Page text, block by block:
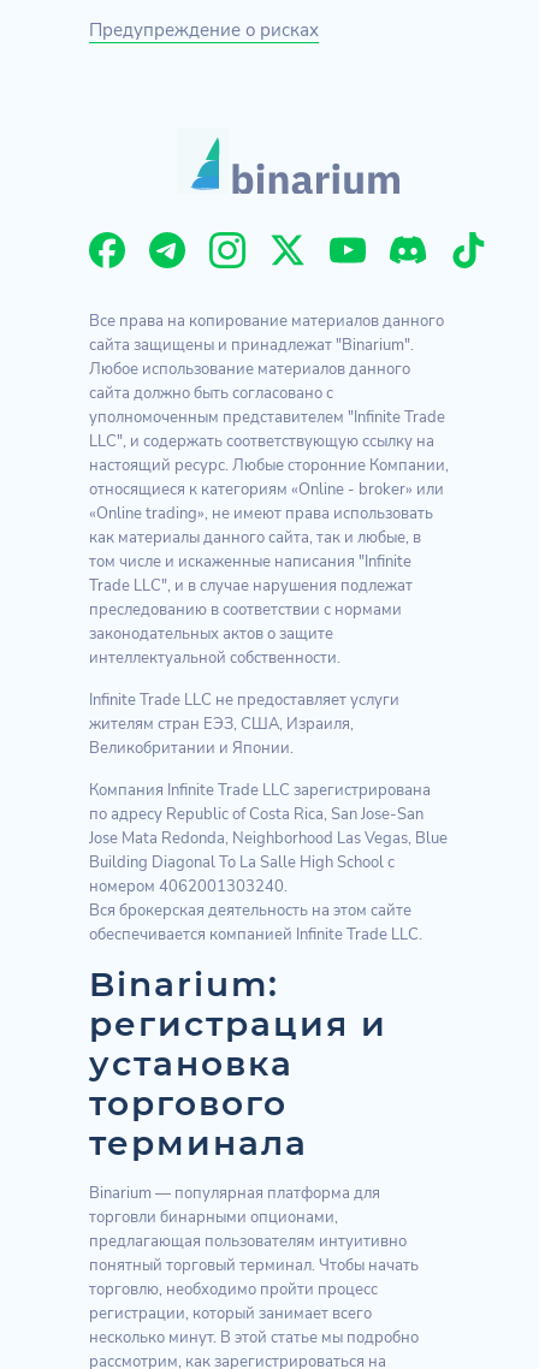
Предупреждение о рисках
Все права на копирование материалов данного
сайта защищены и принадлежат "Binarium".
Любое использование материалов данного
сайта должно быть согласовано с
уполномоченным представителем "Infinite Trade
LLC", и содержать соответствующую ссылку на
настоящий ресурс. Любые сторонние Компании,
относящиеся к категориям «Online - broker» или
«Online trading», не имеют права использовать
как материалы данного сайта, так и любые, в
том числе и искаженные написания "Infinite
Trade LLC", и в случае нарушения подлежат
преследованию в соответствии с нормами
законодательных актов о защите
интеллектуальной собственности.
Infinite Trade LLC не предоставляет услуги
жителям стран ЕЭЗ, США, Израиля,
Великобритании и Японии.
Компания Infinite Trade LLC зарегистрирована
по адресу Republic of Costa Rica, San Jose-San
Jose Mata Redonda, Neighborhood Las Vegas, Blue
Building Diagonal To La Salle High School с
номером 4062001303240.
Вся брокерская деятельность на этом сайте
обеспечивается компанией Infinite Trade LLC.
Binarium:
регистрация и
установка
торгового
терминала
Binarium — популярная платформа для
торговли бинарными опционами,
предлагающая пользователям интуитивно
понятный торговый терминал. Чтобы начать
торговлю, необходимо пройти процесс
регистрации, который занимает всего
несколько минут. В этой статье мы подробно
рассмотрим, как зарегистрироваться на